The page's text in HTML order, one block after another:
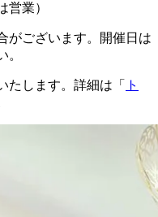
営業）
がございます。開催日は
。
します。詳細は「
ト